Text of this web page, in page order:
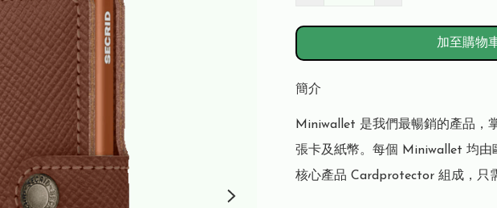
加至購物
簡介
Miniwallet 是我們最暢銷的產品，
張卡及紙幣。每個 Miniwallet 均由
核心產品 Cardprotector 組成，只